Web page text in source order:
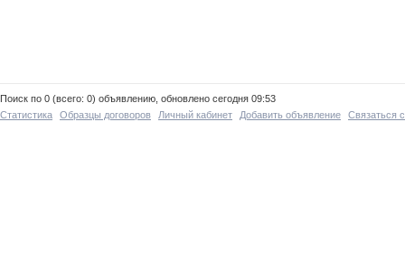
Поиск по 0 (всего: 0) объявлению, обновлено сегодня 09:53
Статистика
Образцы договоров Личный кабинет Добавить объявление Связаться